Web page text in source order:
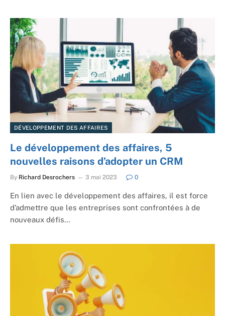
DÉVELOPPEMENT DES AFFAIRES
Le développement des affaires, 5
nouvelles raisons d’adopter un CRM
By Richard Desrochers 3 mai 2023 0
En lien avec le développement des affaires, il est force
d’admettre que les entreprises sont confrontées à de
nouveaux défis…